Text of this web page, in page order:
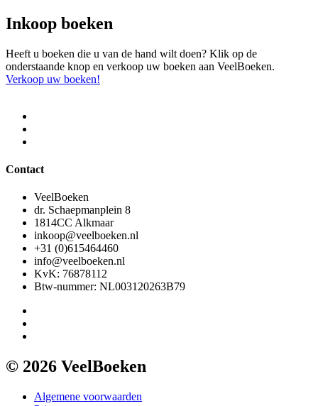
Inkoop boeken
Heeft u boeken die u van de hand wilt doen? Klik op de
onderstaande knop en verkoop uw boeken aan VeelBoeken.
Verkoop uw boeken!
Contact
VeelBoeken
dr. Schaepmanplein 8
1814CC Alkmaar
inkoop@veelboeken.nl
+31 (0)615464460
info@veelboeken.nl
KvK: 76878112
Btw-nummer: NL003120263B79
© 2026 VeelBoeken
Algemene voorwaarden